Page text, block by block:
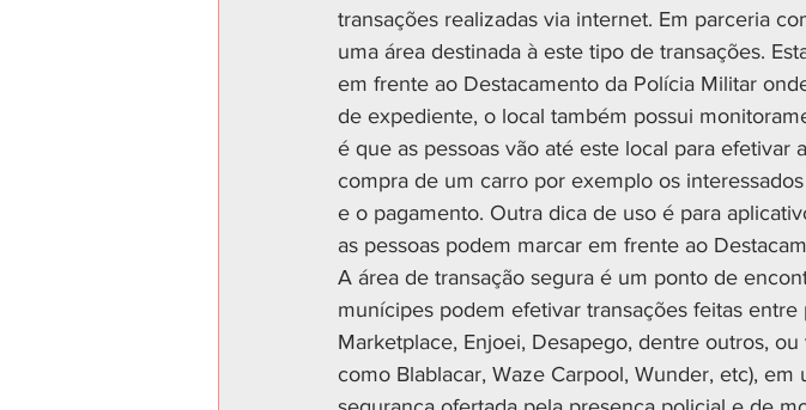
transações realizadas via internet. Em parceria
uma área destinada à este tipo de transações.
em frente ao Destacamento da Polícia Militar
de expediente, o local também possui
é que as pessoas vão até este local para efetivar
compra de um carro por exemplo os
e o pagamento. Outra dica de uso é para
as pessoas podem marcar em frente ao
A área de transação segura é um ponto de
munícipes podem efetivar transações feitas
Marketplace, Enjoei, Desapego, dentre outros,
como Blablacar, Waze Carpool, Wunder, etc),